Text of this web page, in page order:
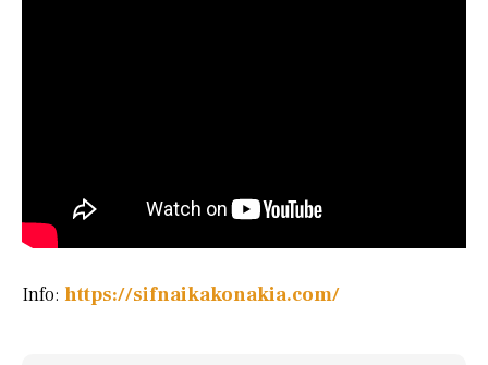
Info: https://sifnaikakonakia.com/